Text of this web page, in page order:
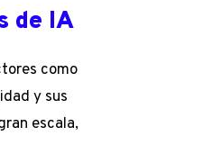
de IA
como
y sus
escala,